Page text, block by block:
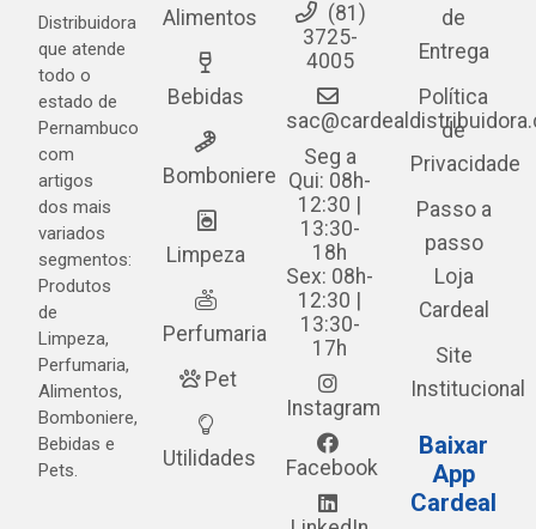
Distribuidora
que atende
todo o
estado de
Pernambuco
com
artigos
dos mais
variados
segmentos:
Produtos
de
Limpeza,
Perfumaria,
Alimentos,
Bomboniere,
Bebidas e
Pets.
Alimentos
Bebidas
Bomboniere
Limpeza
Perfumaria
Pet
Utilidades
(81)
3725-
4005
Seg a
Qui: 08h-
12:30 |
13:30-
18h
Sex: 08h-
12:30 |
13:30-
17h
Instagram
Facebook
de
Entrega
Política
de
Privacidade
Passo a
passo
Loja
Cardeal
Site
Institucional
Baixar
App
Cardeal